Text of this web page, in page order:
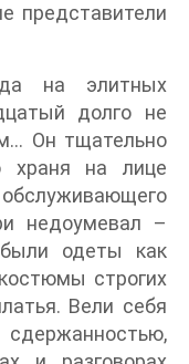
представители
на элитных
долго не
Он тщательно
храня на лице
обслуживающего
недоумевал –
одеты как
строгих
Вели себя
сдержанностью,